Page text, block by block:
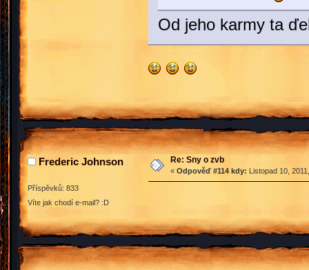
Od jeho karmy ta
Frederic Johnson
Příspěvků: 833
Víte jak chodí e-mail? :D
Re: Sny o zvb
« Odpověď #114 kdy: Listopad 10,